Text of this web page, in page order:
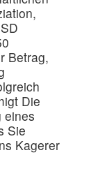
Betrag,
Die
eines
Sie
Kagerer